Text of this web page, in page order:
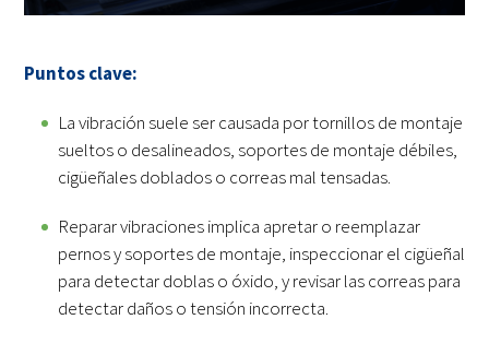
Puntos clave:
La vibración suele ser causada por tornillos de montaje
sueltos o desalineados, soportes de montaje débiles,
cigüeñales doblados o correas mal tensadas.
Reparar vibraciones implica apretar o reemplazar
pernos y soportes de montaje, inspeccionar el cigüeñal
para detectar doblas o óxido, y revisar las correas para
detectar daños o tensión incorrecta.